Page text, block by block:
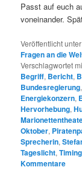
Passt auf euch
voneinander.
Veröffentlicht unter
Fragen an die
Verschlagwortet
Begriff, Bericht,
Bundesregierung
Energiekonzern,
Hervorhebung,
Oktober,
Sprecherin,
Tageslicht,Timing
Kommentare